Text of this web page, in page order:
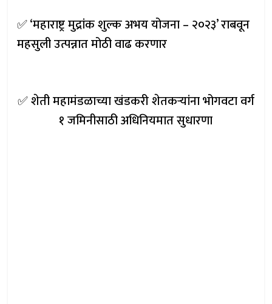
✅ ‘महाराष्ट्र मुद्रांक शुल्क अभय योजना – २०२३’ राबवून
महसुली उत्पन्नात मोठी वाढ करणार
✅ शेती महामंडळाच्या खंडकरी शेतकऱ्यांना भोगवटा वर्ग
१ जमिनीसाठी अधिनियमात सुधारणा